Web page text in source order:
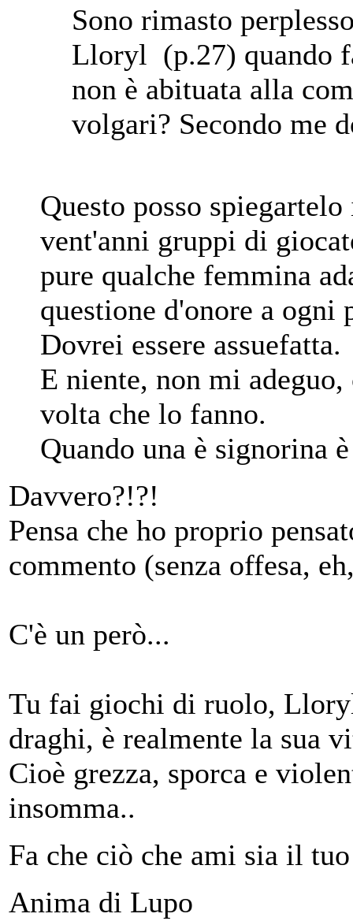
Sono rimasto
Lloryl (p.27) quando
non è abituata alla
volgari? Secondo
Questo posso
vent'anni gruppi di
pure qualche femmina
questione d'onore a
Dovrei essere assuefatta.
E niente, non mi
volta che lo fanno.
Quando una è signorina
Davvero?!?!
Pensa che ho proprio
commento (senza offesa,
C'è un però...
Tu fai giochi di ruolo,
draghi, è realmente la sua
Cioè grezza, sporca e
insomma..
Fa che ciò che ami sia il
Anima di Lupo